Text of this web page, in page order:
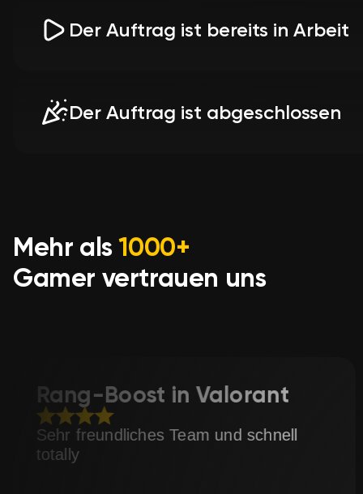
Der Auftrag ist bereits in Arbeit
weitergeleitet. Sie können den Status jederzeit
Der Auftrag ist abgeschlossen
Mehr als1000+
Gamer vertrauen uns
schnell
Qualifikations-
Extrem schnelle